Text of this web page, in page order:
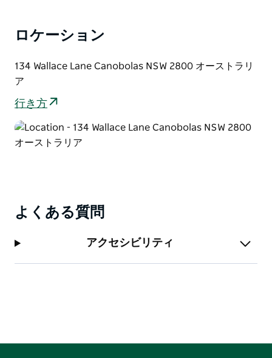
あり、料理教室とロングランチの両方を提供していま
にも最適です。絵のように美しく、他に類を見ない雰囲
気の中で、思い出に残るひとときをお過ごしいただけま
す。
ロスヒル・ワインズは、持続可能性、卓越したワイン、
そして温かいおもてなしの最高峰を体感できる場所をご
ロケーション
134 Wallace Lane Canobolas NSW 2800 オーストラリ
ア
行き方
よくある質問
アクセシビリティ